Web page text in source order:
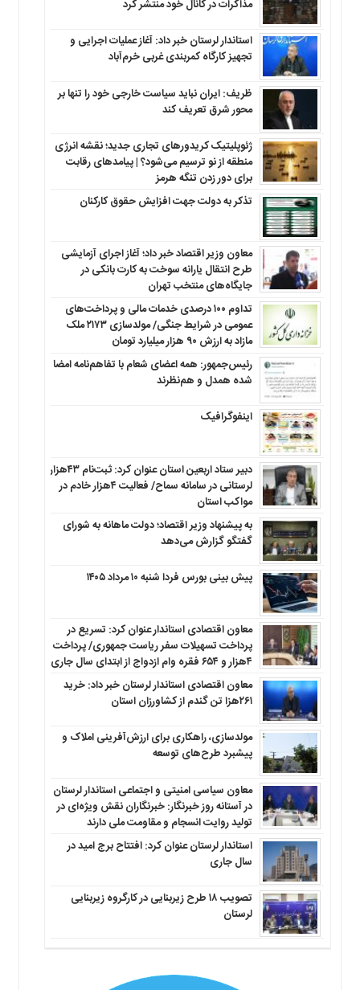
مذاکرات در کانال خود منتشر کرد
استاندار لرستان خبر داد: آغاز عملیات اجرایی و
تجهیز کارگاه کمربندی غربی خرم‌آباد
ظریف: ایران نباید سیاست خارجی خود را تنها بر
محور شرق تعریف کند
ژئوپلیتیک کریدورهای تجاری جدید؛ نقشه انرژی
منطقه‌ از نو ترسیم می‌شود؟ | پیامدهای رقابت
برای دور زدن تنگه هرمز
تذکر به دولت جهت افزایش حقوق کارکنان ‌
معاون وزیر اقتصاد خبر داد؛ آغاز اجرای آزمایشی
طرح انتقال یارانه سوخت به کارت بانکی در
جایگاه‌های منتخب تهران
تداوم ۱۰۰ درصدی خدمات مالی و پرداخت‌های
عمومی در شرایط جنگی/ مولدسازی ۲۱۷۳ ملک
مازاد به ارزش ۹۰ هزار میلیارد تومان
رئیس‌جمهور: همه اعضای شعام با تفاهم‌نامه امضا
شده همدل و هم‌نظرند
اینفوگرافیک
دبیر ستاد اربعین استان عنوان کرد: ثبت‌نام ۴۳هزار
لرستانی در سامانه سماح/ فعالیت ۴هزار خادم در
مواکب استان
به پیشنهاد وزیر اقتصاد؛ دولت ماهانه به شورای
گفتگو گزارش می‌دهد
پیش بینی بورس فردا شنبه ۱۰ مرداد ۱۴۰۵
معاون اقتصادی استاندار عنوان کرد: تسریع در
پرداخت تسهیلات سفر ریاست جمهوری/ پرداخت
۴هزار و ۶۵۴ فقره وام ازدواج از ابتدای سال جاری
معاون اقتصادی استاندار لرستان خبر داد: خرید
۲۶۱هزا تن گندم از کشاورزان استان
مولدسازی، راهکاری برای ارزش‌آفرینی املاک و
پیشبرد طرح‌های توسعه
معاون سیاسی امنیتی و اجتماعی استاندار لرستان
در آستانه روز خبرنگار: خبرنگاران نقش ویژه‌ای در
تولید روایت انسجام و مقاومت ملی دارند
استاندار لرستان عنوان کرد: افتتاح برج امید در
سال جاری
تصویب ۱۸ طرح زیربنایی در کارگروه زیربنایی
لرستان